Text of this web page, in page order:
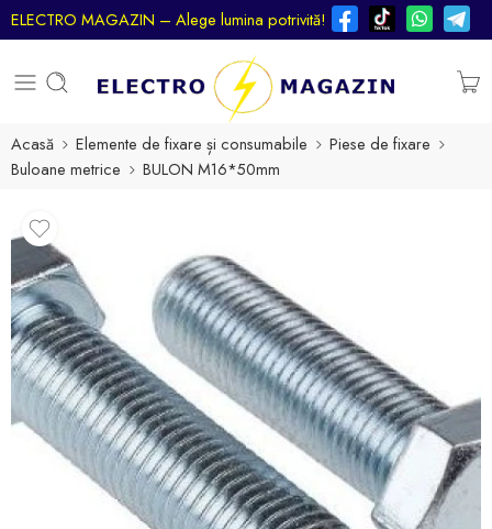
ELECTRO MAGAZIN – Alege lumina potrivită!
Acasă Elemente de fixare și consumabile
Piese de fixare
Buloane metrice
BULON M16*50mm